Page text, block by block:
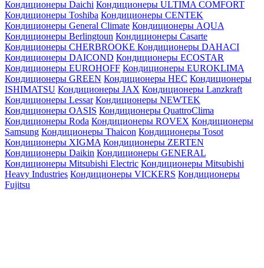
Кондиционеры Daichi Кондиционеры ULTIMA COMFORT
Кондиционеры Toshiba Кондиционеры CENTEK
Кондиционеры General Climate Кондиционеры AQUA
Кондиционеры Berlingtoun Кондиционеры Casarte
Кондиционеры CHERBROOKE Кондиционеры DAHACI
Кондиционеры DAICOND Кондиционеры ECOSTAR
Кондиционеры EUROHOFF Кондиционеры EUROKLIMA
Кондиционеры GREEN Кондиционеры HEC Кондиционеры
ISHIMATSU Кондиционеры JAX Кондиционеры Lanzkraft
Кондиционеры Lessar Кондиционеры NEWTEK
Кондиционеры OASIS Кондиционеры QuattroClima
Кондиционеры Roda Кондиционеры ROVEX Кондиционеры
Samsung Кондиционеры Thaicon Кондиционеры Tosot
Кондиционеры XIGMA Кондиционеры ZERTEN
Кондиционеры Daikin Кондиционеры GENERAL
Кондиционеры Mitsubishi Electric Кондиционеры Mitsubishi
Heavy Industries Кондиционеры VICKERS Кондиционеры
Fujitsu